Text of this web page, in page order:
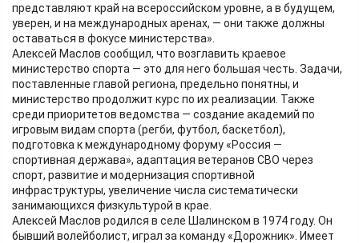
представляют край на всероссийском уровне, а в будущем,
уверен, и на международных аренах, — они также должны
оставаться в фокусе министерства».
Алексей Маслов сообщил, что возглавить краевое
министерство спорта — это для него большая честь. Задачи,
поставленные главой региона, предельно понятны, и
министерство продолжит курс по их реализации. Также
среди приоритетов ведомства — создание академий по
игровым видам спорта (регби, футбол, баскетбол),
подготовка к международному форуму «Россия —
спортивная держава», адаптация ветеранов СВО через
спорт, развитие и модернизация спортивной
инфраструктуры, увеличение числа систематически
занимающихся физкультурой в крае.
Алексей Маслов родился в селе Шалинском в 1974 году. Он
бывший волейболист, играл за команду «Дорожник». Имеет